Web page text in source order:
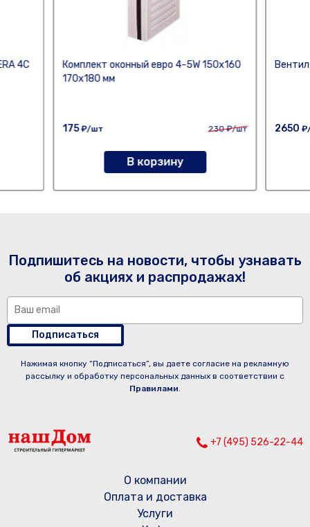
4С
Комплект оконный евро 4-5W 150х160
170х180 мм
175₽/шт 230₽/шт
В корзину
2650
Подпишитесь на новости, чтобы узнавать
об акциях и распродажах!
Подписаться
Нажимая кнопку “Подписаться”, вы даете согласие на рекламную
рассылку и обработку персональных данных в соответствии с
Правилами.
+7 (495) 526-22-44
О компании
Оплата и доставка
Услуги